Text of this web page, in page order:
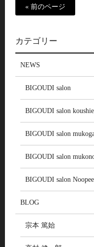
« 前のページ
カテゴリー
NEWS
BIGOUDI salon
BIGOUDI salon
BIGOUDI salon
BIGOUDI salon
BIGOUDI salon Noopee
BLOG
宗本 篤始